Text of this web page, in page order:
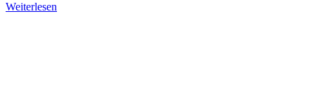
Weiterlesen